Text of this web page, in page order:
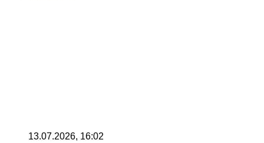
13.07.2026, 16:02